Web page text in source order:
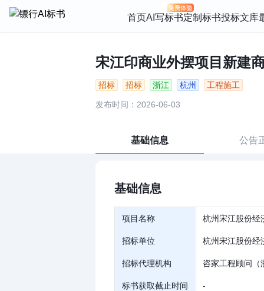
首页AI写标书定制标书投标文库
宋江印商业外摆项目新建
招标 招标 浙江 杭州 工程施工
发布时间：2026-06-03
基础信息 公告
基础信息
项目名称 杭州宋江股份经
招标单位 杭州宋江股份经
招标代理机构 咨家工程顾问（
标书获取截止时间 -